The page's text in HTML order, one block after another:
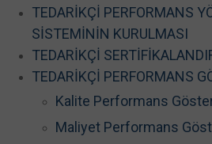
TEDARİKÇİ PERFORMANS
SİSTEMİNİN KURULMASI
TEDARİKÇİ
TEDARİKÇİ PERFORMANS
Kalite Performans
Maliyet Performans